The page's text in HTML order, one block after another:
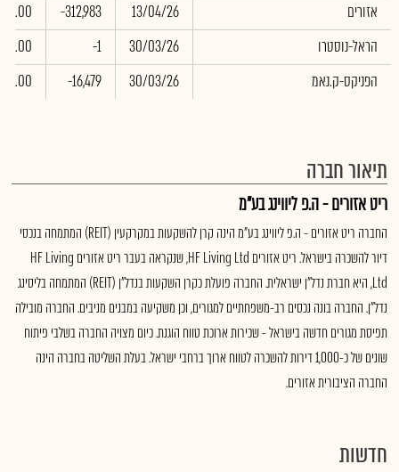
אזורים
13/04/26
-312,983
0.00
הראל-נוסטרו
30/03/26
-1
0.00
הפניקס-ק.נאמ
30/03/26
-16,479
0.00
תיאור חברה
ריט אזורים - ה.פ ליווינג בע"מ
החברה ריט אזורים - ה.פ ליווינג בע"מ הינה קרן להשקעות במקרקעין (REIT) המתמחה בנכסי
דיור להשכרה בישראל. ריט אזורים HF Living Ltd, שנקראה בעבר ריט אזורים HF Living
Ltd, היא חברת נדל"ן ישראלית. החברה פועלת כקרן השקעות בנדל"ן (REIT) המתמחה בליסינג
נדל"ן. החברה בונה נכסים רב-משפחתיים למגורים, וכן משקיעה במבנים מניבים. החברה מובילה
תפיסת מגורים חדשה בישראל - שכירות ארוכת טווח הוגנת. כיום מצויה החברה בשלבי פיתוח
שונים של כ-1,000 דירות להשכרה לטווח ארוך ברחבי ישראל. בעלת השליטה בחברה הינה
החברה הציבורית אזורים.
חדשות